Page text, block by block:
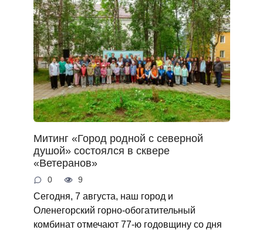
Митинг «Город родной с северной
душой» состоялся в сквере
«Ветеранов»
0 9
Сегодня, 7 августа, наш город и
Оленегорский горно‑обогатительный
комбинат отмечают 77‑ю годовщину со дня